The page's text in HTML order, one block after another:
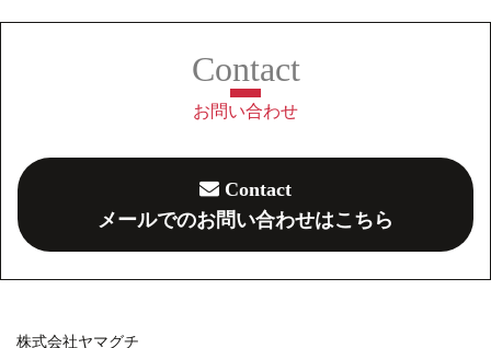
お問い合わせ
Contact
メールでのお問い合わせはこちら
株式会社ヤマグチ